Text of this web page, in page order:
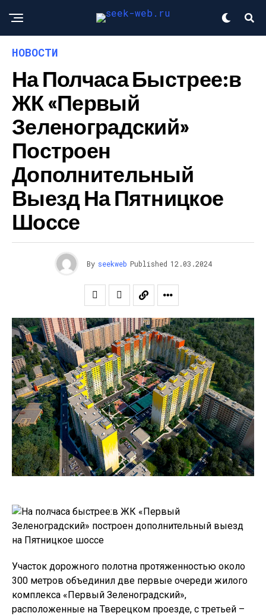
НОВОСТИ
На Полчаса Быстрее:в
ЖК «Первый
Зеленоградский»
Построен
Дополнительный
Выезд На Пятницкое
Шоссе
By seekweb Published 12.03.2024
Участок дорожного полотна протяженностью около
300 метров объединил две первые очереди жилого
комплекса «Первый Зеленоградский»,
расположенные на Тверецком проезде, с третьей –